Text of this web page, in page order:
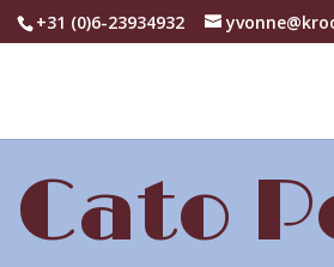
+31 (0)6-23934932
Cato